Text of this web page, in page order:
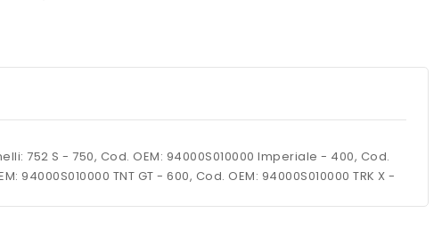
752 S - 750, Cod. OEM: 94000S010000 Imperiale - 400, Cod.
94000S010000 TNT GT - 600, Cod. OEM: 94000S010000 TRK X -